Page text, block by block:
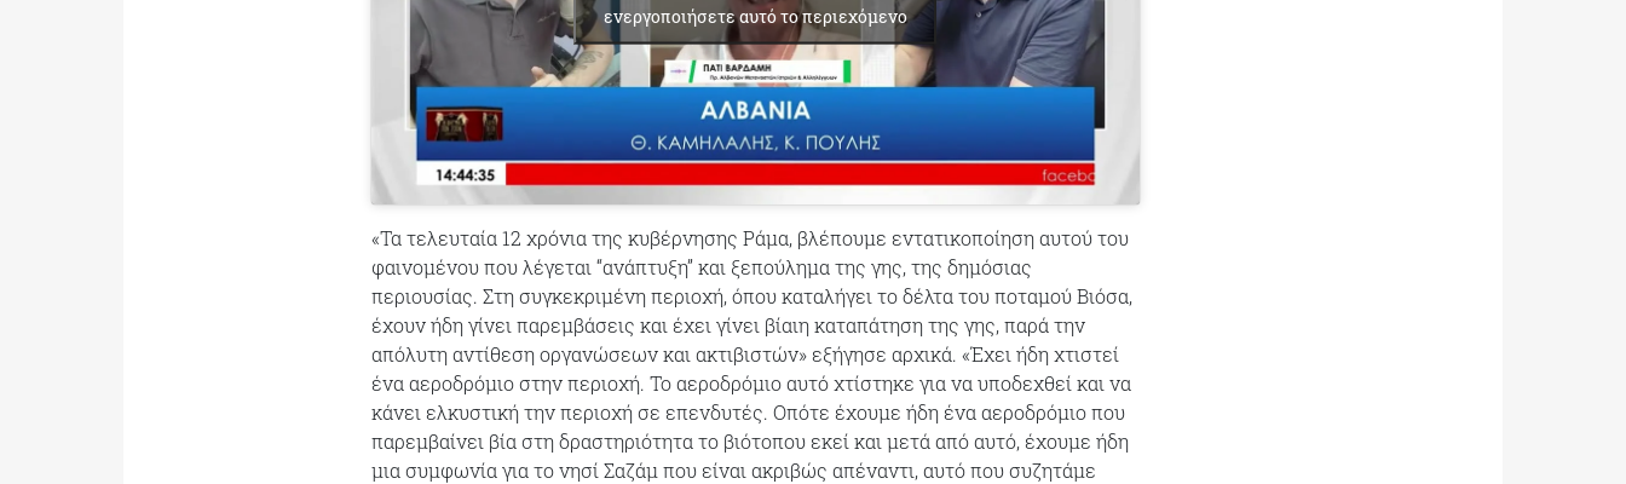
ενεργοποιήσετε αυτό το περιεχόμενο
«Τα τελευταία 12 χρόνια της κυβέρνησης Ράμα, βλέπουμε εντατικοποίηση αυτού του
φαινομένου που λέγεται “ανάπτυξη” και ξεπούλημα της γης, της δημόσιας
περιουσίας. Στη συγκεκριμένη περιοχή, όπου καταλήγει το δέλτα του ποταμού Βιόσα,
έχουν ήδη γίνει παρεμβάσεις και έχει γίνει βίαιη καταπάτηση της γης, παρά την
απόλυτη αντίθεση οργανώσεων και ακτιβιστών» εξήγησε αρχικά. «Έχει ήδη χτιστεί
ένα αεροδρόμιο στην περιοχή. Το αεροδρόμιο αυτό χτίστηκε για να υποδεχθεί και να
κάνει ελκυστική την περιοχή σε επενδυτές. Οπότε έχουμε ήδη ένα αεροδρόμιο που
παρεμβαίνει βία στη δραστηριότητα το βιότοπου εκεί και μετά από αυτό, έχουμε ήδη
μια συμφωνία για το νησί Σαζάμ που είναι ακριβώς απέναντι, αυτό που συζητάμε